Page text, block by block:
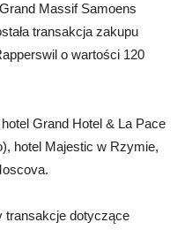
Massif Samoens
transakcja zakupu
o wartości 120
hotel Grand Hotel & La Pace
hotel Majestic w Rzymie,
transakcje dotyczące